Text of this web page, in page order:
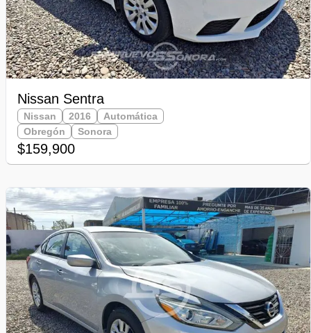
Nissan Sentra
Nissan 2016
Automática
Obregón
Sonora
$159,900